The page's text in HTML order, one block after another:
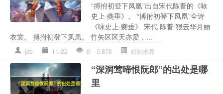
“搏拊初登下凤凰”出自宋代陈普的《咏
史上·夔垂》。 “搏拊初登下凤凰”全诗
《咏史上·夔垂》 宋代 陈普 狠云华月丽
衣裳。 搏拊初登下凤凰。 竹矢区区天亦爱，...
jzb 11-22 0 878 好剧推荐
“深洞莺啼恨阮郎”的出处是哪
里